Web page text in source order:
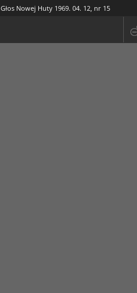
Głos Nowej Huty 1969. 04. 12, nr 15